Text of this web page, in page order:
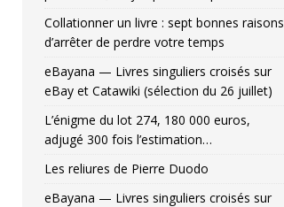
Collationner un livre : sept bonnes raisons
d’arrêter de perdre votre temps
eBayana — Livres singuliers croisés sur
eBay et Catawiki (sélection du 26 juillet)
L’énigme du lot 274, 180 000 euros,
adjugé 300 fois l’estimation…
Les reliures de Pierre Duodo
eBayana — Livres singuliers croisés sur